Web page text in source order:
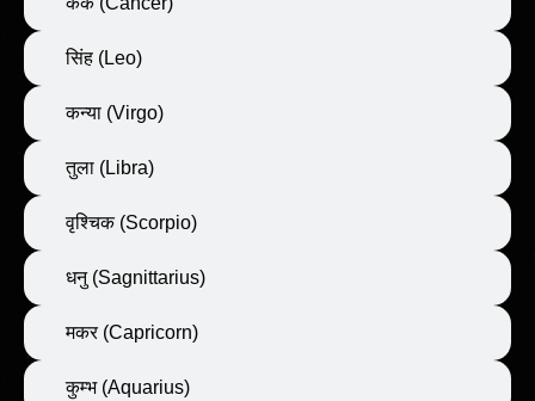
सिंह (Leo)
कन्या (Virgo)
तुला (Libra)
वृश्चिक (Scorpio)
धनु (Sagnittarius)
मकर (Capricorn)
कुम्भ (Aquarius)